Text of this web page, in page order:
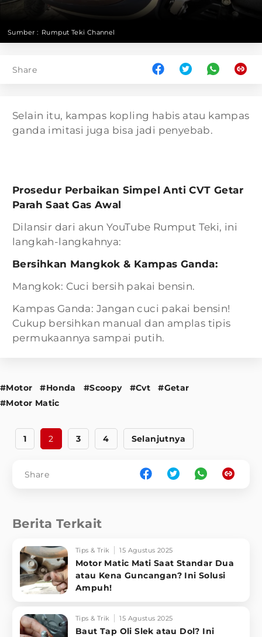
Sumber : Rumput Teki Channel
Share
Selain itu, kampas kopling habis atau kampas
ganda imitasi juga bisa jadi penyebab.
Prosedur Perbaikan Simpel Anti CVT Getar
Parah Saat Gas Awal
Dilansir dari akun YouTube Rumput Teki, ini
langkah-langkahnya:
Bersihkan Mangkok & Kampas Ganda:
Mangkok: Cuci bersih pakai bensin.
Kampas Ganda: Jangan cuci pakai bensin!
Cukup bersihkan manual dan amplas tipis
permukaannya sampai putih.
#Motor #Honda #Scoopy #Cvt
#Getar
#Motor Matic
1 2 3 4 Selanjutnya
Share
Berita Terkait
Tips & Trik 15 Agustus 2025
Motor Matic Mati Saat Standar Dua
atau Kena Guncangan? Ini Solusi
Ampuh!
Tips & Trik 15 Agustus 2025
Baut Tap Oli Slek atau Dol? Ini